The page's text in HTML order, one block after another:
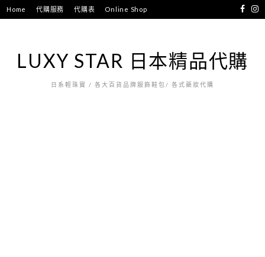
跳
至
Home 代購服務 代購表 Online Shop
LUXY STAR 日本精品代購
日系輕珠寶 / 各大百貨品牌服飾鞋包/ 各式藥妝代購